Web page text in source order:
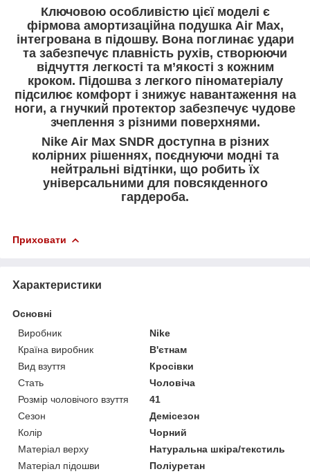
Ключовою особливістю цієї моделі є
фірмова амортизаційна подушка Air Max,
інтегрована в підошву. Вона поглинає удари
та забезпечує плавність рухів, створюючи
відчуття легкості та м’якості з кожним
кроком. Підошва з легкого піноматеріалу
підсилює комфорт і знижує навантаження на
ноги, а гнучкий протектор забезпечує чудове
зчеплення з різними поверхнями.
Nike Air Max SNDR доступна в різних
колірних рішеннях, поєднуючи модні та
нейтральні відтінки, що робить їх
універсальними для повсякденного
гардероба.
Приховати
Характеристики
Основні
Виробник
Nike
Країна виробник
В'єтнам
Вид взуття
Кросівки
Стать
Чоловіча
Розмір чоловічого взуття
41
Сезон
Демісезон
Колір
Чорний
Матеріал верху
Натуральна шкіра/текстиль
Матеріал підошви
Поліуретан